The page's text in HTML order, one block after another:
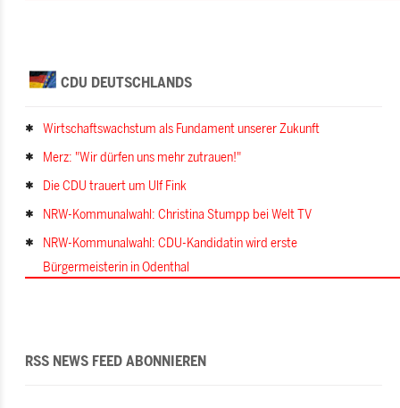
CDU DEUTSCHLANDS
Wirtschaftswachstum als Fundament unserer Zukunft
Merz: "Wir dürfen uns mehr zutrauen!"
Die CDU trauert um Ulf Fink
NRW-Kommunalwahl: Christina Stumpp bei Welt TV
NRW-Kommunalwahl: CDU-Kandidatin wird erste
Bürgermeisterin in Odenthal
RSS NEWS FEED ABONNIEREN